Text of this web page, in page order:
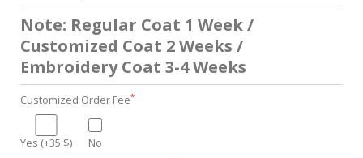
Note: Regular Coat 1 Week /
Customized Coat 2 Weeks /
Embroidery Coat 3-4 Weeks
Customized Order Fee*
Yes (+35 $)
No